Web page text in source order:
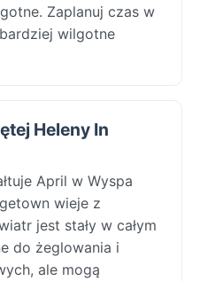
Zaplanuj czas w
wilgotne
Heleny In
April w Wyspa
wieje z
jest stały w całym
do żeglowania i
ale mogą